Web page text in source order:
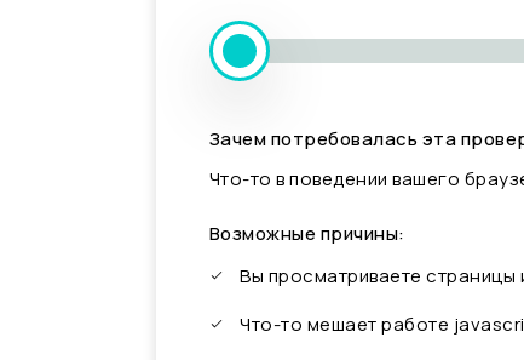
Зачем потребовалась эта
Что-то в поведении вашего
Возможные причины:
Вы просматриваете
Что-то мешает работе